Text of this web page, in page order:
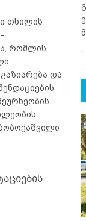
თხილის
რომლის
და